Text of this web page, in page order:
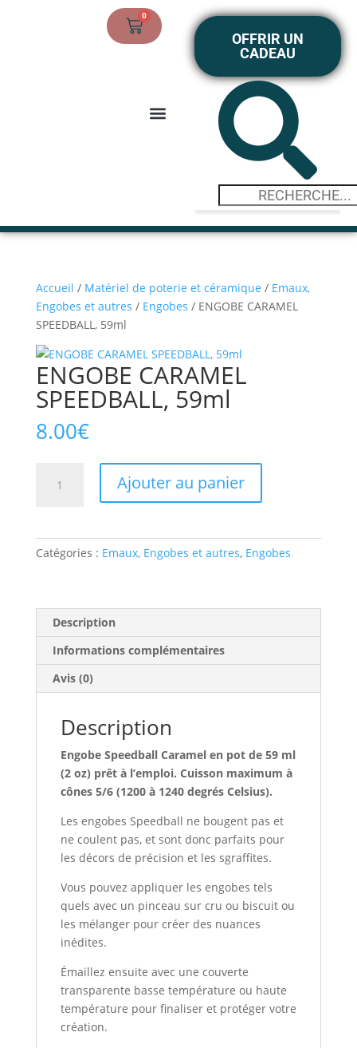
0
OFFRIR UN
CADEAU
Accueil / Matériel de poterie et céramique / Emaux,
Engobes et autres / Engobes / ENGOBE CARAMEL
SPEEDBALL, 59ml
ENGOBE CARAMEL
SPEEDBALL, 59ml
8.00€
Ajouter au panier
Catégories : Emaux, Engobes et autres, Engobes
Description
Informations complémentaires
Avis (0)
Description
Engobe Speedball Caramel en pot de 59 ml
(2 oz) prêt à l’emploi. Cuisson maximum à
cônes 5/6 (1200 à 1240 degrés Celsius).
Les engobes Speedball ne bougent pas et
ne coulent pas, et sont donc parfaits pour
les décors de précision et les sgraffites.
Vous pouvez appliquer les engobes tels
quels avec un pinceau sur cru ou biscuit ou
les mélanger pour créer des nuances
inédites.
Émaillez ensuite avec une couverte
transparente basse température ou haute
température pour finaliser et protéger votre
création.